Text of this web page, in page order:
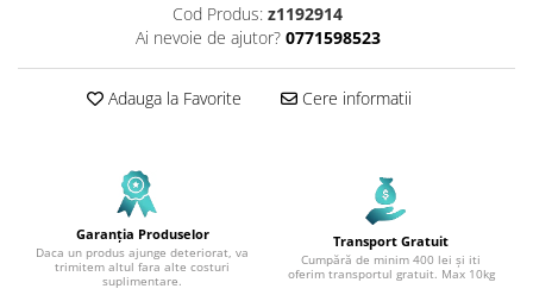
Cod Produs: z1192914
Ai nevoie de ajutor? 0771598523
Adauga la Favorite Cere informatii
Garanția Produselor
Daca un produs ajunge deteriorat, va
trimitem altul fara alte costuri
suplimentare.
Transport Gratuit
Cumpără de minim 400 lei și iti
oferim transportul gratuit. Max 10kg